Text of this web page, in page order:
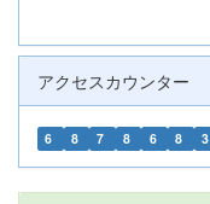
アクセスカウンター
6 8 7 8 6 8 3